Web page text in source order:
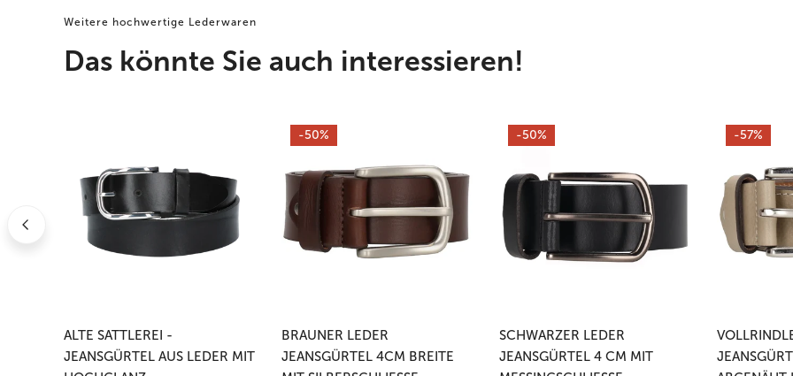
Weitere hochwertige Lederwaren
Das könnte Sie auch interessieren!
Jeansgürtel
aus
Leder
ALTE SATTLEREI -
JEANSGÜRTEL AUS LEDER MIT
Brauner
Leder
Jeansgürtel
Breite
mit
Silberschließe
-50%
BRAUNER LEDER
JEANSGÜRTEL 4CM BREITE
Schwarzer
Leder
Jeansgürtel
4
cm
mit
Messingschließe
-50%
SCHWARZER LEDER
JEANSGÜRTEL 4 CM MIT
Vollrindleder
Jeansgürtel
abgenäht
in
Taupe
-57%